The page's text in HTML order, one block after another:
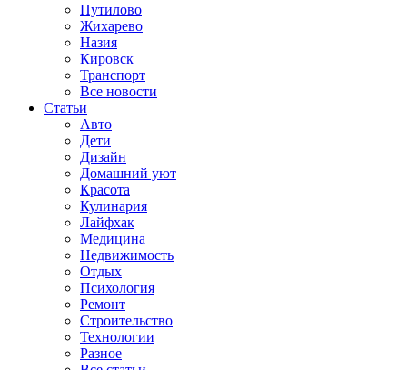
Путилово
Жихарево
Назия
Кировск
Транспорт
Все новости
Статьи
Авто
Дети
Дизайн
Домашний уют
Красота
Кулинария
Лайфхак
Медицина
Недвижимость
Отдых
Психология
Ремонт
Строительство
Технологии
Разное